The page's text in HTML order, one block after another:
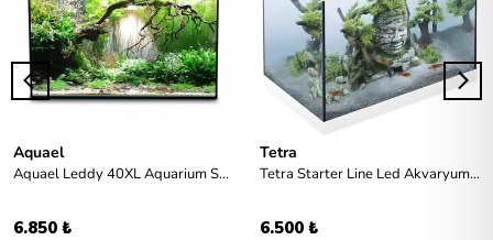
Aquael
Aquael Leddy 40XL Aquarium Set Day and Night
6.850 ₺
Tetra
Tetra Starter Line Led Akvaryum Seti 30L - Beyaz
6.500 ₺